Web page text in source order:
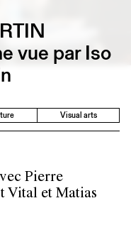
vue par Iso
Visual arts
Pierre
Vital et Matias